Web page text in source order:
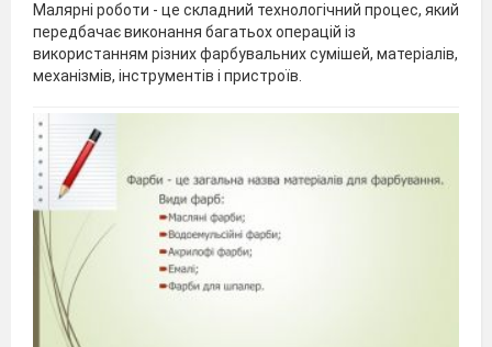
Малярні роботи - це складний технологічний процес, який
передбачає виконання багатьох операцій із
використанням різних фарбувальних сумішей, матеріалів,
механізмів, інструментів і пристроїв.